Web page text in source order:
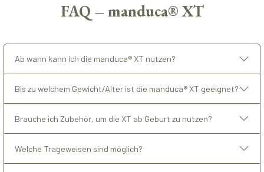
FAQ – manduca® XT
Ab wann kann ich die manduca® XT nutzen?
Bis zu welchem Gewicht/Alter ist die manduca® XT geeignet?
Brauche ich Zubehör, um die XT ab Geburt zu nutzen?
Welche Trageweisen sind möglich?